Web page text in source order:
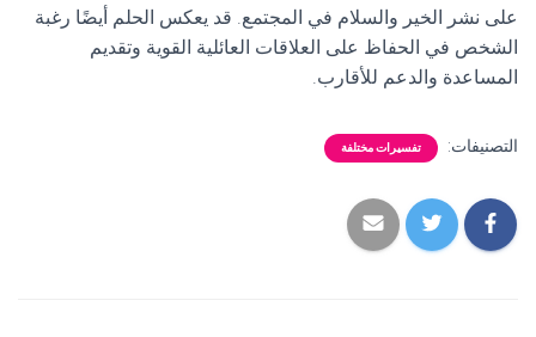
على نشر الخير والسلام في المجتمع. قد يعكس الحلم أيضًا رغبة
الشخص في الحفاظ على العلاقات العائلية القوية وتقديم
المساعدة والدعم للأقارب.
التصنيفات: تفسيرات مختلفة